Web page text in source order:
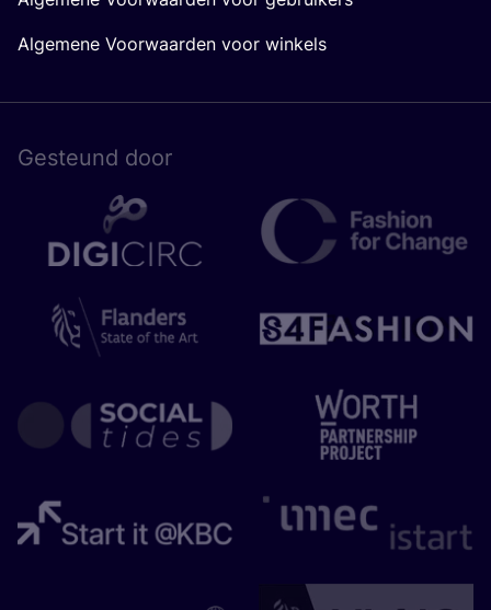
Algemene Voorwaarden voor winkels
Gesteund door